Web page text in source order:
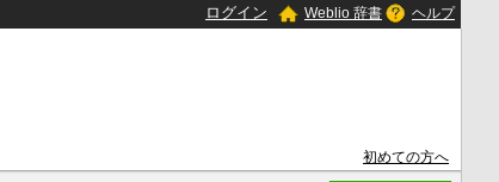
ログイン Weblio 辞書 ヘルプ
初めての方へ